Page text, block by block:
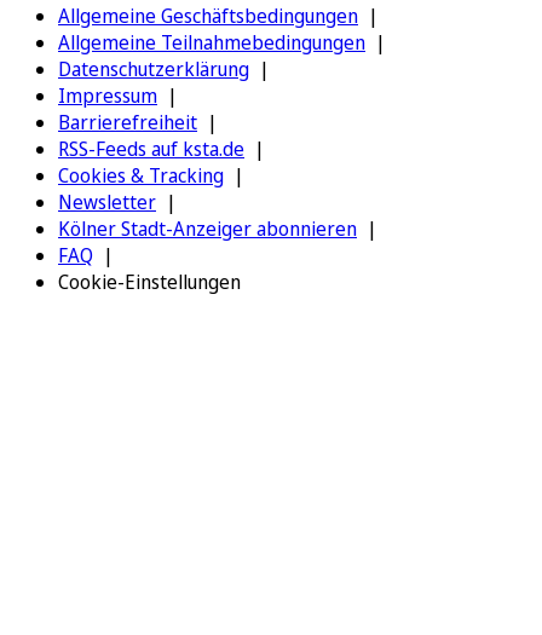
Allgemeine Geschäftsbedingungen
Allgemeine Teilnahmebedingungen
Datenschutzerklärung
Impressum
Barrierefreiheit
RSS-Feeds auf ksta.de
Cookies & Tracking
Newsletter
Kölner Stadt-Anzeiger abonnieren
FAQ
Cookie-Einstellungen